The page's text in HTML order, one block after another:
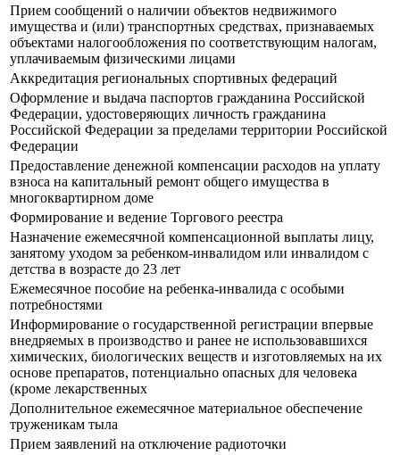
Прием сообщений о наличии объектов недвижимого
имущества и (или) транспортных средствах, признаваемых
объектами налогообложения по соответствующим налогам,
уплачиваемым физическими лицами
Аккредитация региональных спортивных федераций
Оформление и выдача паспортов гражданина Российской
Федерации, удостоверяющих личность гражданина
Российской Федерации за пределами территории Российской
Федерации
Предоставление денежной компенсации расходов на уплату
взноса на капитальный ремонт общего имущества в
многоквартирном доме
Формирование и ведение Торгового реестра
Назначение ежемесячной компенсационной выплаты лицу,
занятому уходом за ребенком-инвалидом или инвалидом с
детства в возрасте до 23 лет
Ежемесячное пособие на ребенка-инвалида с особыми
потребностями
Информирование о государственной регистрации впервые
внедряемых в производство и ранее не использовавшихся
химических, биологических веществ и изготовляемых на их
основе препаратов, потенциально опасных для человека
(кроме лекарственных
Дополнительное ежемесячное материальное обеспечение
труженикам тыла
Прием заявлений на отключение радиоточки